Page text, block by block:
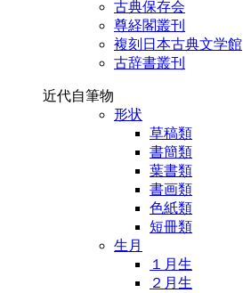
古典保存会
尊経閣叢刊
複刻日本古典文学館
古辞書叢刊
近代自筆物
形状
草稿類
書簡類
葉書類
書画類
色紙類
短冊類
生月
１月生
２月生